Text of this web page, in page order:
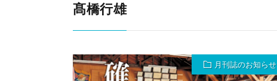
髙橋行雄
月刊誌のお知らせ